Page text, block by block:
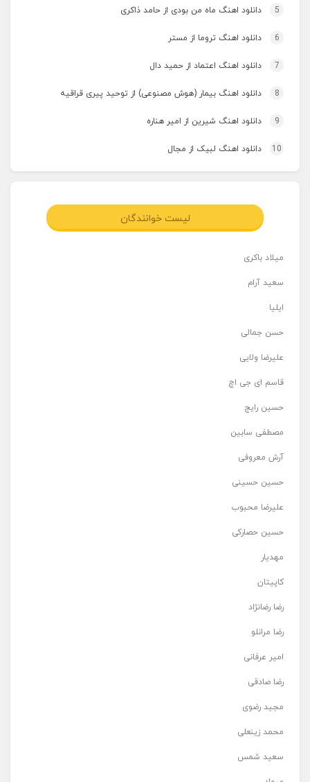
5 دانلود اهنگ ماه من بودی از حامد ذاکری
6 دانلود اهنگ تروما از مستر
7 دانلود اهنگ اعتماد از حمید دال
8 دانلود اهنگ بیمار (هوش مصنوعی) از توحید پیری قراقیه
9 دانلود اهنگ شیرین از امیر هناره
10 دانلود اهنگ لبیک از مجال
لیست خوانندگان
میلاد باکری
سعید آرام
ایلیا
حسن جمالی
علیرضا ولایی
قاسم ای جی اچ
حسین رایج
مصطفی سابین
آرش معروفی
حسین حسینی
علیرضا محبوب
حسین حصارکی
مهدیار
کاپیتان
رضا رضانژاد
رضا مرانلو
امیر عرفانی
رضا صادقی
مجید رضوی
محمد زینعلی
سعید شمس